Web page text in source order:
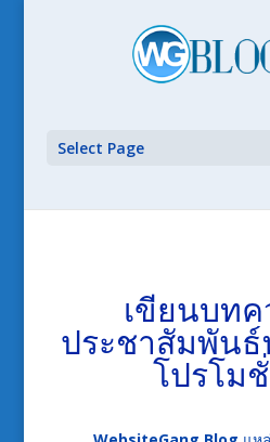
Select Page
เขียนบท
ประชาสัมพันธ์
โปรโม